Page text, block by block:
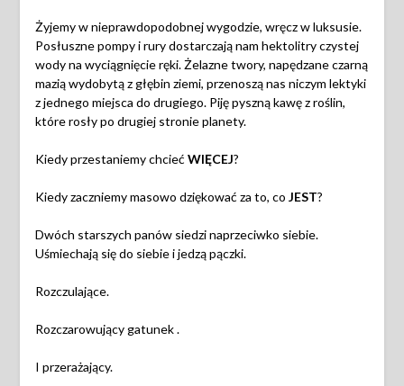
Żyjemy w nieprawdopodobnej wygodzie, wręcz w luksusie.
Posłuszne pompy i rury dostarczają nam hektolitry czystej
wody na wyciągnięcie ręki. Żelazne twory, napędzane czarną
mazią wydobytą z głębin ziemi, przenoszą nas niczym lektyki
z jednego miejsca do drugiego. Piję pyszną kawę z roślin,
które rosły po drugiej stronie planety.
Kiedy przestaniemy chcieć WIĘCEJ?
Kiedy zaczniemy masowo dziękować za to, co JEST?
Dwóch starszych panów siedzi naprzeciwko siebie.
Uśmiechają się do siebie i jedzą pączki.
Rozczulające.
Rozczarowujący gatunek .
I przerażający.